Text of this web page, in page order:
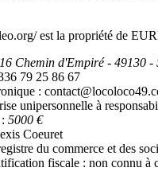
est la propriété de
16 Chemin d'Empiré - 49130 -
79 25 86 67
:
unipersonnelle à
5000 €
Coeuret
du commerce et des
fiscale : non connu à